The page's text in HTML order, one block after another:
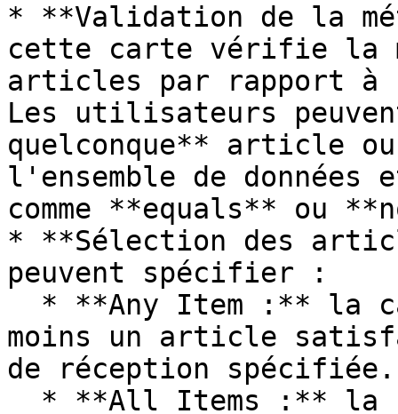
* **Validation de la
cette carte vérifie la
articles par rapport à
Les utilisateurs
quelconque** article
l'ensemble de
comme **equals** ou
* **Sélection des
peuvent spécifier :
moins un article
de réception spécifiée.